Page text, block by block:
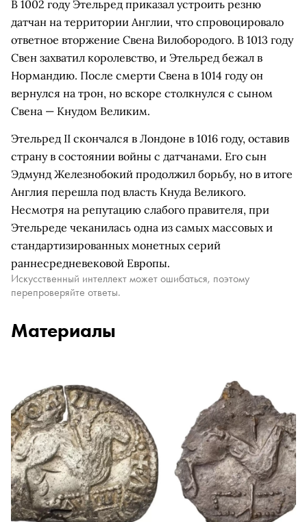
В 1002 году Этельред приказал устроить резню
датчан на территории Англии, что спровоцировало
ответное вторжение Свена Вилобородого. В 1013 году
Свен захватил королевство, и Этельред бежал в
Нормандию. После смерти Свена в 1014 году он
вернулся на трон, но вскоре столкнулся с сыном
Свена — Кнудом Великим.
Этельред II скончался в Лондоне в 1016 году, оставив
страну в состоянии войны с датчанами. Его сын
Эдмунд Железнобокий продолжил борьбу, но в итоге
Англия перешла под власть Кнуда Великого.
Несмотря на репутацию слабого правителя, при
Этельреде чеканилась одна из самых массовых и
стандартизированных монетных серий
раннесредневековой Европы.
Искусственный интеллект может ошибаться, поэтому
перепроверяйте ответы.
Материалы